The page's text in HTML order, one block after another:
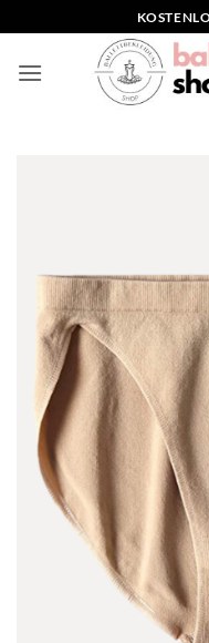
Inhalt
springen